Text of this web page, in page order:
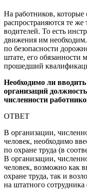
На работников,
распространяются те
водителей. То есть
движения им
по безопасности
штате, его обязанности
прошедший
Необходимо ли
организаций
численности
ОТВЕТ
В организации,
человек, необходимо
по охране труда (в
В организации,
человек, возможно как
охране труда, так и
на штатного